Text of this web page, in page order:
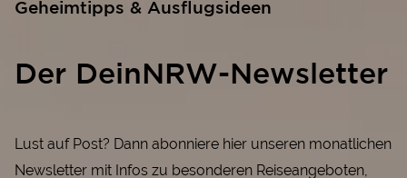
Geheimtipps & Ausflugsideen
Der DeinNRW-Newsletter
Lust auf Post? Dann abonniere hier unseren monatlichen
Newsletter mit Infos zu besonderen Reiseangeboten,